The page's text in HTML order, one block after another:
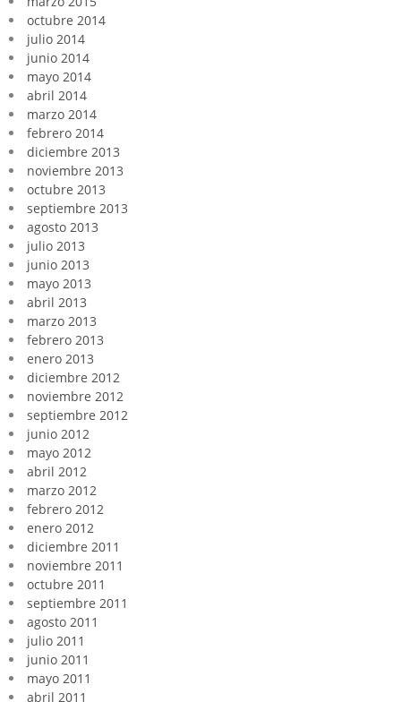
octubre 2014
julio 2014
junio 2014
mayo 2014
abril 2014
marzo 2014
febrero 2014
diciembre 2013
noviembre 2013
octubre 2013
septiembre 2013
agosto 2013
julio 2013
junio 2013
mayo 2013
abril 2013
marzo 2013
febrero 2013
enero 2013
diciembre 2012
noviembre 2012
septiembre 2012
junio 2012
mayo 2012
abril 2012
marzo 2012
febrero 2012
enero 2012
diciembre 2011
noviembre 2011
octubre 2011
septiembre 2011
agosto 2011
julio 2011
junio 2011
mayo 2011
abril 2011